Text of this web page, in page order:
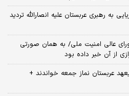
به رهبری عربستان علیه انصارالله تردید
عالی امنیت ملی/ به همان صورتی
از آن خبر داده بود
عربستان نماز جمعه خواندند +